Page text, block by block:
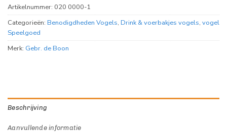
Artikelnummer: 020 0000-1
Categorieën: Benodigdheden Vogels, Drink & voerbakjes vogels, vogel
Speelgoed
Merk: Gebr. de Boon
Beschrijving
Aanvullende informatie